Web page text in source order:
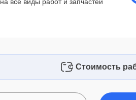
Стоимость